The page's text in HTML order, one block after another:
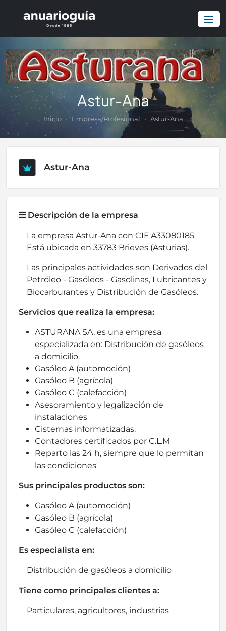
Astur-Ana
Inicio Empresa/Profesional Astur-Ana
Astur-Ana
Descripción de la empresa
La empresa Astur-Ana con CIF A33080185
Está ubicada en 33783 Brieves (Asturias).
Las principales actividades son Derivados del
Petróleo - Gasóleos - Gasolinas, Lubricantes y
Biocarburantes y Distribución de Gasóleos.
Servicios que realiza la empresa:
ASTURANA SA, es una empresa
especializada en: Distribución de gasóleos
a domicilio.
Gasóleo A (automoción)
Gasóleo B (agrícola)
Gasóleo C (calefacción)
Asesoramiento y legalización de
instalaciones
Cisternas informatizadas.
Contadores certificados por C.L.M
Reparto las 24 h, siempre que lo permitan
las condiciones
Sus principales productos son:
Gasóleo A (automoción)
Gasóleo B (agrícola)
Gasóleo C (calefacción)
Es especialista en:
Distribución de gasóleos a domicilio
Tiene como principales clientes a:
Particulares, agricultores, industrias